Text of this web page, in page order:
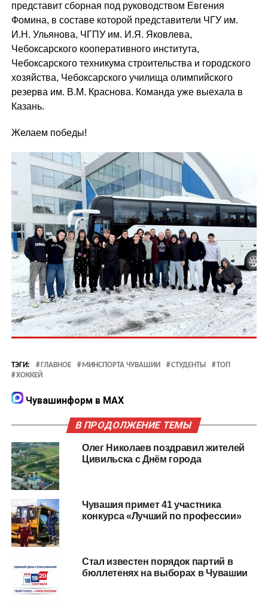
представит сборная под руководством Евгения
Фомина, в составе которой представители ЧГУ им.
И.Н. Ульянова, ЧГПУ им. И.Я. Яковлева,
Чебоксарского кооперативного института,
Чебоксарского техникума строительства и городского
хозяйства, Чебоксарского училища олимпийского
резерва им. В.М. Краснова. Команда уже выехала в
Казань.
Желаем победы!
ТЭГИ: ГЛАВНОЕ МИНСПОРТА ЧУВАШИИ СТУДЕНТЫ
ТОП
ХОККЕЙ
Чувашинформ в MAX
В ПРОДОЛЖЕНИЕ ТЕМЫ
Олег Николаев поздравил жителей
Цивильска с Днём города
Чувашия примет 41 участника
конкурса «Лучший по профессии»
Стал известен порядок партий в
бюллетенях на выборах в Чувашии